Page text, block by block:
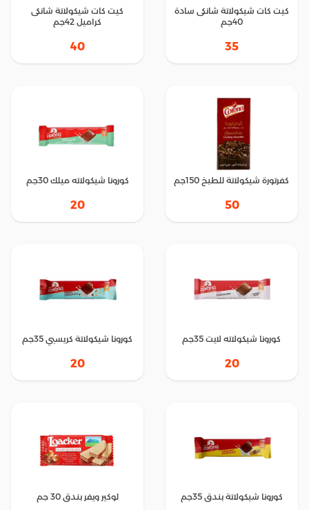
كيت كات شيكولاتة شانكى سادة
40جم
35
كيت كات شيكولاتة شانكى
كراميل 42جم
40
كفرتورة شيكولاتة للطبخ 150جم
50
كورونا شيكولاته ميلك 30جم
20
كورونا شيكولاته لايت 35جم
20
كورونا شيكولاتة كريسبي 35جم
20
كورونا شيكولاتة بندق 35جم لوكير ويفر بندق 30 جم